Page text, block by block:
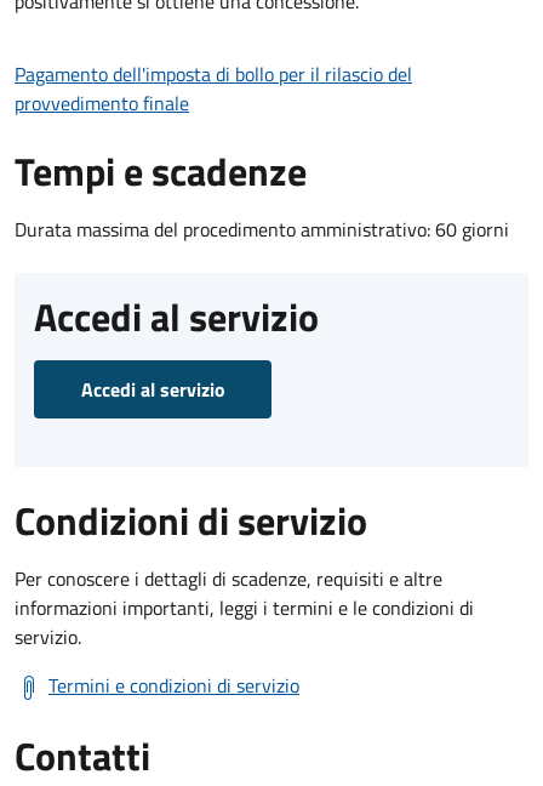
Pagamento dell'imposta di bollo per il rilascio del
provvedimento finale
Tempi e scadenze
Durata massima del procedimento amministrativo: 60 giorni
Accedi al servizio
Accedi al servizio
Condizioni di servizio
Per conoscere i dettagli di scadenze, requisiti e altre
informazioni importanti, leggi i termini e le condizioni di
servizio.
Termini e condizioni di servizio
Contatti